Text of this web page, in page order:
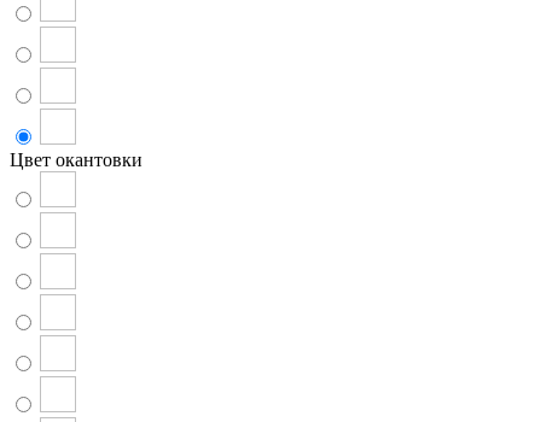
Цвет окантовки